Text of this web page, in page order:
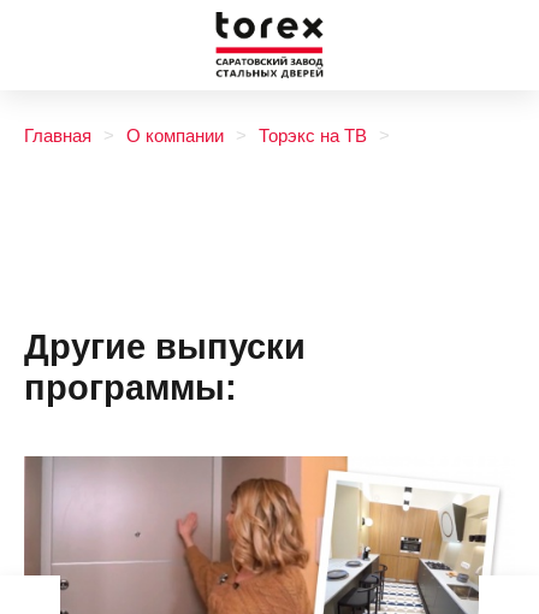
Главная О компании Торэкс на ТВ
Другие выпуски
программы: